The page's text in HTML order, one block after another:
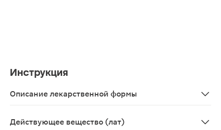
Инструкция
Описание лекарственной формы
Действующее вещество (лат)